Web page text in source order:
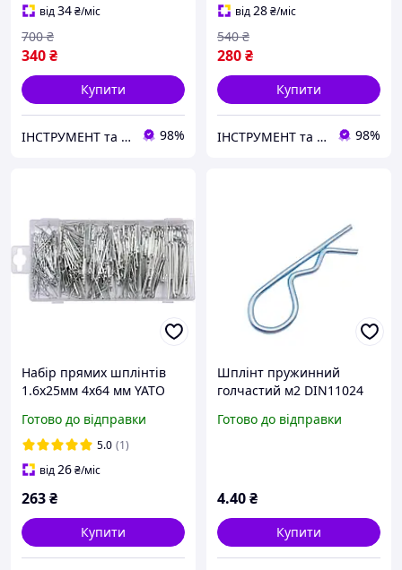
від34₴/міс
340₴
700 ₴
Купити
ІНСТРУМЕНТ та МЕТИЗИ 98%
від28₴/міс
280₴
540 ₴
Купити
ІНСТРУМЕНТ та МЕТИЗИ 98%
Набір прямих шплінтів
1.6х25мм 4х64 мм YATO
Готово до відправки
5.0 (1)
від26₴/міс
263₴
Купити
Шплінт пружинний
голчастий м2 DIN11024
Готово до відправки
4.40₴
Купити